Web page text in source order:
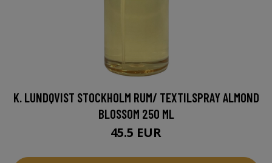
K. LUNDQVIST STOCKHOLM RUM/ TEXTILSPRAY ALMOND
BLOSSOM 250 ML
45.5 EUR